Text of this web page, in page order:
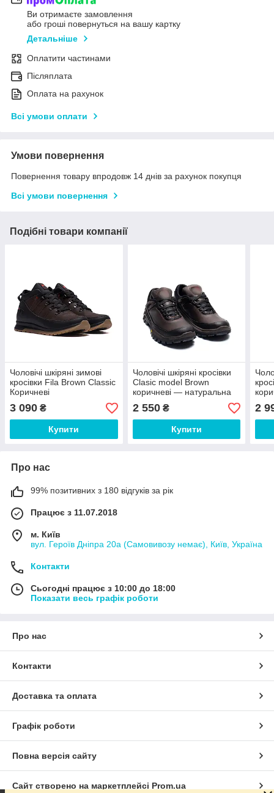
Ви отримаєте замовлення
або гроші повернуться на вашу картку
Детальніше
Оплатити частинами
Післяплата
Оплата на рахунок
Всі умови оплати
Умови повернення
Повернення товару впродовж 14 днів за рахунок покупця
Всі умови повернення
Подібні товари компанії
Чоловічі шкіряні зимові
кросівки Fila Brown Classic
Коричневі
3 090 ₴
Купити
Чоловічі шкіряні кросівки
Clasic model Brown
коричневі — натуральна
шкіра, весна-осінь
2 550₴
Купити
2
Про нас
99% позитивних з 180 відгуків за рік
Працює з 11.07.2018
м. Київ
вул. Героїв Дніпра 20а (Самовивозу немає), Київ, Україна
Контакти
Сьогодні працює з 10:00 до 18:00
Показати весь графік роботи
Про нас
Контакти
Доставка та оплата
Графік роботи
Повна версія сайту
Сайт створено на маркетплейсі Prom.ua